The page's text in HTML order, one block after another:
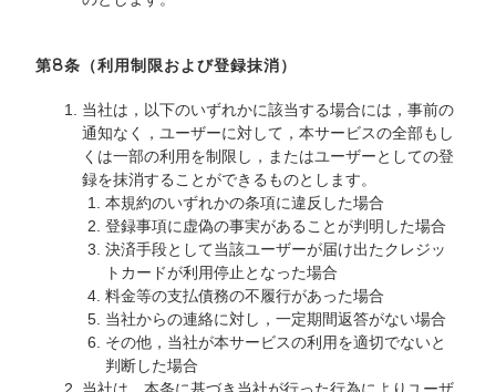
第8条（利用制限および登録抹消）
当社は，以下のいずれかに該当する場合には，事前の
通知なく，ユーザーに対して，本サービスの全部もし
くは一部の利用を制限し，またはユーザーとしての登
録を抹消することができるものとします。
本規約のいずれかの条項に違反した場合
登録事項に虚偽の事実があることが判明した場合
決済手段として当該ユーザーが届け出たクレジッ
トカードが利用停止となった場合
料金等の支払債務の不履行があった場合
当社からの連絡に対し，一定期間返答がない場合
その他，当社が本サービスの利用を適切でないと
判断した場合